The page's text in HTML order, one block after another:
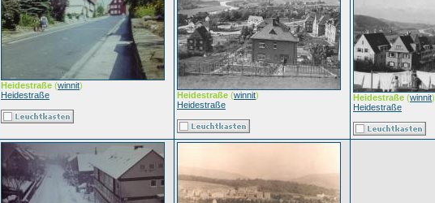
Heidestraße (winnit)
Heidestraße
Heidestraße (winnit)
Heidestraße
Heidestraße (winnit)
Heidestraße